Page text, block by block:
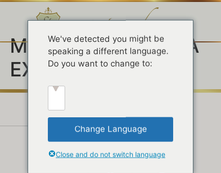
Marcação:VINDIMA
EXPERIENCE
We've detected you might be
speaking a different language.
Do you want to change to:
Change Language
Close and do not switch language